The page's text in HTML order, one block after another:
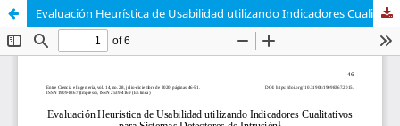
Evaluación Heurística de Usabilidad utilizando Indicadores Cualitativos para Sistemas Detectores de Intrusión